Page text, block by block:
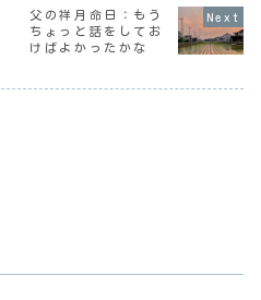
くた
うし
は？
て見る景色ばかり
で「こんな所にこ
んな花が咲いてた
のか」なんて、新
父の祥月命日：もう
ちょっと話をしてお
けばよかったかな